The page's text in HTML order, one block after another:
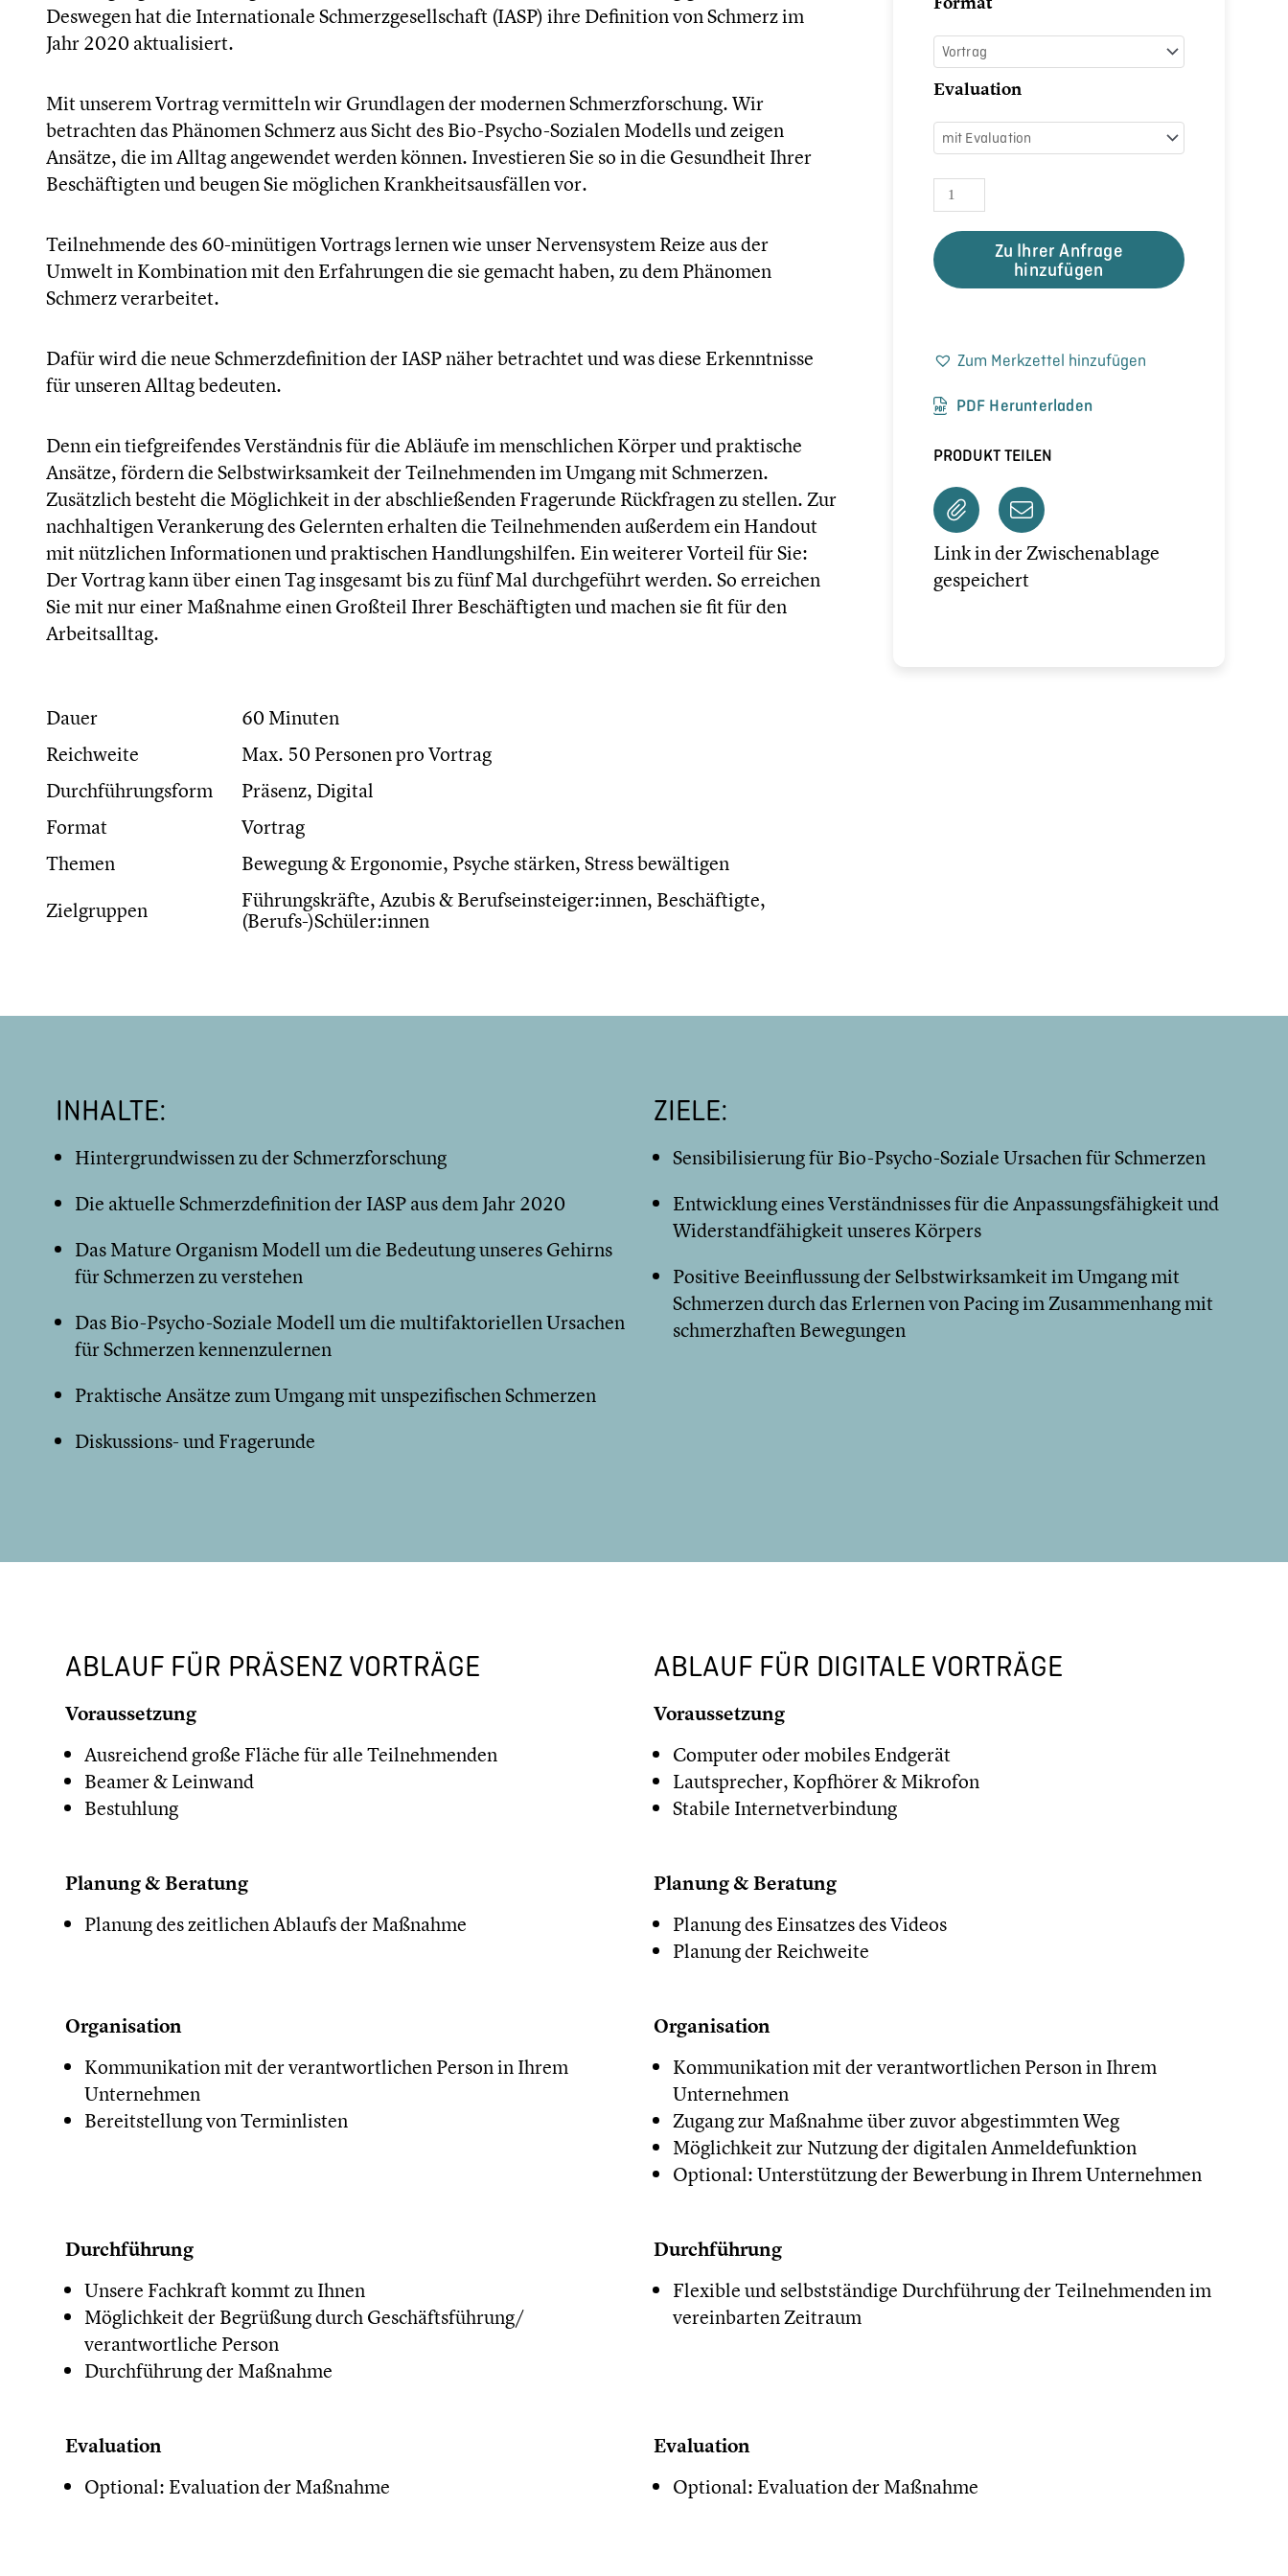
Deswegen hat die Internationale Schmerzgesellschaft (IASP) ihre Definition von Schmerz im
Jahr 2020 aktualisiert.
Mit unserem Vortrag vermitteln wir Grundlagen der modernen Schmerzforschung. Wir
betrachten das Phänomen Schmerz aus Sicht des Bio-Psycho-Sozialen Modells und zeigen
Ansätze, die im Alltag angewendet werden können. Investieren Sie so in die Gesundheit Ihrer
Beschäftigten und beugen Sie möglichen Krankheitsausfällen vor.
Teilnehmende des 60-minütigen Vortrags lernen wie unser Nervensystem Reize aus der
Umwelt in Kombination mit den Erfahrungen die sie gemacht haben, zu dem Phänomen
Schmerz verarbeitet.
Dafür wird die neue Schmerzdefinition der IASP näher betrachtet und was diese Erkenntnisse
für unseren Alltag bedeuten.
Denn ein tiefgreifendes Verständnis für die Abläufe im menschlichen Körper und praktische
Ansätze, fördern die Selbstwirksamkeit der Teilnehmenden im Umgang mit Schmerzen.
Zusätzlich besteht die Möglichkeit in der abschließenden Fragerunde Rückfragen zu stellen. Zur
nachhaltigen Verankerung des Gelernten erhalten die Teilnehmenden außerdem ein Handout
mit nützlichen Informationen und praktischen Handlungshilfen. Ein weiterer Vorteil für Sie:
Der Vortrag kann über einen Tag insgesamt bis zu fünf Mal durchgeführt werden. So erreichen
Sie mit nur einer Maßnahme einen Großteil Ihrer Beschäftigten und machen sie fit für den
Arbeitsalltag.
Dauer
60 Minuten
Reichweite
Max. 50 Personen pro Vortrag
Durchführungsform
Präsenz, Digital
Format
Vortrag
Themen
Bewegung & Ergonomie, Psyche stärken, Stress bewältigen
Zielgruppen
Führungskräfte, Azubis & Berufseinsteiger:innen, Beschäftigte,
(Berufs-)Schüler:innen
Evaluation
Zu Ihrer Anfrage
hinzufügen
Zum Merkzettel hinzufügen
PDF Herunterladen
PRODUKT TEILEN
Link in der Zwischenablage
gespeichert
INHALTE:
Hintergrundwissen zu der Schmerzforschung
Die aktuelle Schmerzdefinition der IASP aus dem Jahr 2020
Das Mature Organism Modell um die Bedeutung unseres Gehirns
für Schmerzen zu verstehen
Das Bio-Psycho-Soziale Modell um die multifaktoriellen Ursachen
für Schmerzen kennenzulernen
Praktische Ansätze zum Umgang mit unspezifischen Schmerzen
Diskussions- und Fragerunde
ZIELE:
Sensibilisierung für Bio-Psycho-Soziale Ursachen für Schmerzen
Entwicklung eines Verständnisses für die Anpassungsfähigkeit und
Widerstandfähigkeit unseres Körpers
Positive Beeinflussung der Selbstwirksamkeit im Umgang mit
Schmerzen durch das Erlernen von Pacing im Zusammenhang mit
schmerzhaften Bewegungen
ABLAUF FÜR PRÄSENZ VORTRÄGE ABLAUF FÜR DIGITALE VORTRÄGE
Voraussetzung
Ausreichend große Fläche für alle Teilnehmenden
Beamer & Leinwand
Bestuhlung
Voraussetzung
Computer oder mobiles Endgerät
Lautsprecher, Kopfhörer & Mikrofon
Stabile Internetverbindung
Planung & Beratung
Planung des zeitlichen Ablaufs der Maßnahme
Planung & Beratung
Planung des Einsatzes des Videos
Planung der Reichweite
Organisation
Kommunikation mit der verantwortlichen Person in Ihrem
Unternehmen
Bereitstellung von Terminlisten
Organisation
Kommunikation mit der verantwortlichen Person in Ihrem
Unternehmen
Zugang zur Maßnahme über zuvor abgestimmten Weg
Möglichkeit zur Nutzung der digitalen Anmeldefunktion
Optional: Unterstützung der Bewerbung in Ihrem Unternehmen
Durchführung
Unsere Fachkraft kommt zu Ihnen
Möglichkeit der Begrüßung durch Geschäftsführung/
verantwortliche Person
Durchführung der Maßnahme
Durchführung
Flexible und selbstständige Durchführung der Teilnehmenden im
vereinbarten Zeitraum
​Evaluation
Optional: Evaluation der Maßnahme
Evaluation
Optional: Evaluation der Maßnahme